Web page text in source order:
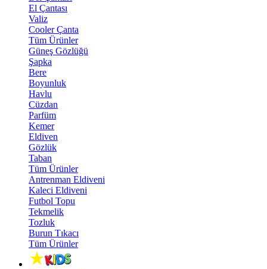
El Çantası
Valiz
Cooler Çanta
Tüm Ürünler
Güneş Gözlüğü
Şapka
Bere
Boyunluk
Havlu
Cüzdan
Parfüm
Kemer
Eldiven
Gözlük
Taban
Tüm Ürünler
Antrenman Eldiveni
Kaleci Eldiveni
Futbol Topu
Tekmelik
Tozluk
Burun Tıkacı
Tüm Ürünler